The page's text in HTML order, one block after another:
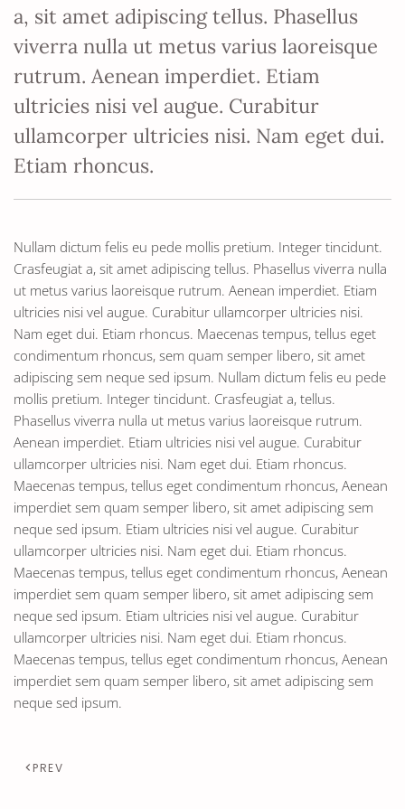
a, sit amet adipiscing tellus. Phasellus
viverra nulla ut metus varius laoreisque
rutrum. Aenean imperdiet. Etiam
ultricies nisi vel augue. Curabitur
ullamcorper ultricies nisi. Nam eget dui.
Etiam rhoncus.
Nullam dictum felis eu pede mollis pretium. Integer tincidunt.
Crasfeugiat a, sit amet adipiscing tellus. Phasellus viverra nulla
ut metus varius laoreisque rutrum. Aenean imperdiet. Etiam
ultricies nisi vel augue. Curabitur ullamcorper ultricies nisi.
Nam eget dui. Etiam rhoncus. Maecenas tempus, tellus eget
condimentum rhoncus, sem quam semper libero, sit amet
adipiscing sem neque sed ipsum. Nullam dictum felis eu pede
mollis pretium. Integer tincidunt. Crasfeugiat a, tellus.
Phasellus viverra nulla ut metus varius laoreisque rutrum.
Aenean imperdiet. Etiam ultricies nisi vel augue. Curabitur
ullamcorper ultricies nisi. Nam eget dui. Etiam rhoncus.
Maecenas tempus, tellus eget condimentum rhoncus, Aenean
imperdiet sem quam semper libero, sit amet adipiscing sem
neque sed ipsum. Etiam ultricies nisi vel augue. Curabitur
ullamcorper ultricies nisi. Nam eget dui. Etiam rhoncus.
Maecenas tempus, tellus eget condimentum rhoncus, Aenean
imperdiet sem quam semper libero, sit amet adipiscing sem
neque sed ipsum. Etiam ultricies nisi vel augue. Curabitur
ullamcorper ultricies nisi. Nam eget dui. Etiam rhoncus.
Maecenas tempus, tellus eget condimentum rhoncus, Aenean
imperdiet sem quam semper libero, sit amet adipiscing sem
neque sed ipsum.
PREV